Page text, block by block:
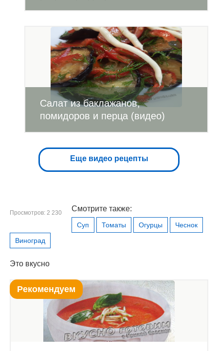
Салат из баклажанов,
помидоров и перца (видео)
Еще видео рецепты
Просмотров: 2 230 Смотрите также:
Суп Томаты Огурцы
Чеснок
Виноград
Это вкусно
Рекомендуем